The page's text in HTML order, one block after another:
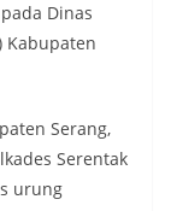
Dinas
Kabupaten
Serang,
Serentak
urung